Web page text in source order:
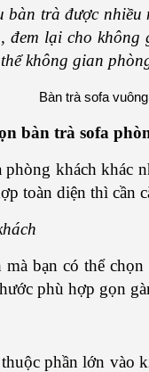
bàn trà được
đem lại cho
không gian
bàn trà sofa
phòng khách
toàn diện thì cần
bạn có thể
phù hợp gọn
phần lớn vào